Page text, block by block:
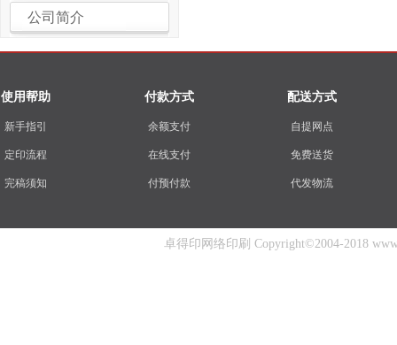
公司简介
使用帮助
新手指引
定印流程
完稿须知
付款方式
余额支付
在线支付
付预付款
配送方式
自提网点
免费送货
代发物流
卓得印网络印刷 Copyright©2004-2018